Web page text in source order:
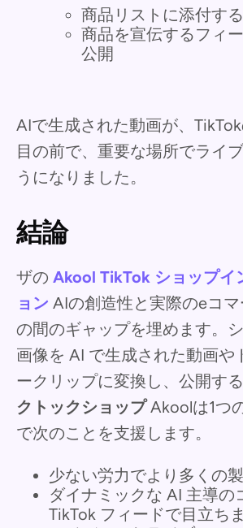
商品リストに添付する
商品を宣伝するフィ
公開
AIで生成された動画が、
目の前で、重要な場所でライ
うになりました。
結論
ザの Akool TikTok ショップイ
ョン AIの創造性と実際のeコ
の間のギャップを埋めます。
画像を AI で生成された動画や
ークリップに変換し、公開す
クトックショップAkoolは1つ
で次のことを支援します。
少ない労力でより多くの
ダイナミックな AI 主導の
TikTok フィードで目立ち